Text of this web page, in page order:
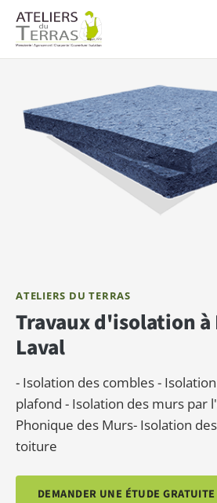
Aller au contenu
ATELIERS DU TERRAS
Travaux d'isolation à
Laval
- Isolation des combles -
plafond - Isolation des murs par
Phonique des Murs- Isolation
toiture
DEMANDER UNE ÉTUDE GRATUITE